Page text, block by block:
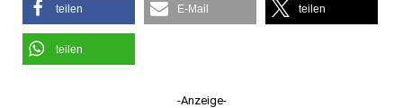
teilen E-Mail teilen
teilen
-Anzeige-